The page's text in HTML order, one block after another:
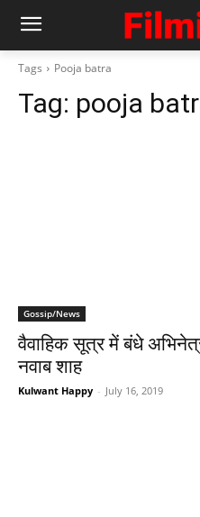
Tags Pooja batra
Tag: pooja
Gossip/News
वैवाहिक सूत्र में बंधे
नवाब शाह
Kulwant Happy - July 16, 2019